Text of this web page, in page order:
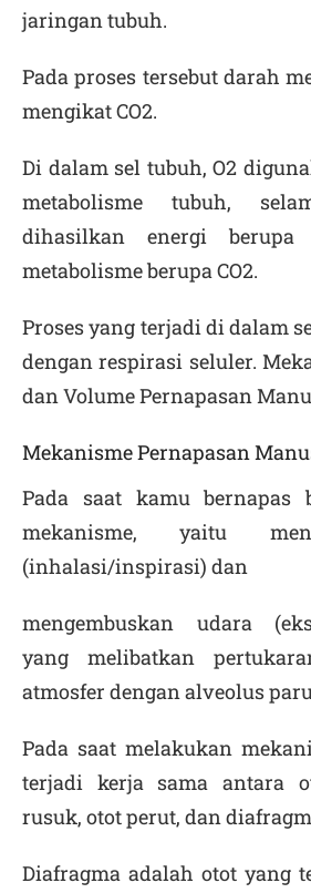
jaringan tubuh.
Pada proses tersebut darah
mengikat CO2.
Di dalam sel tubuh, O2
metabolisme tubuh,
dihasilkan energi
metabolisme berupa CO2.
Proses yang terjadi di dalam
dengan respirasi seluler.
dan Volume Pernapasan
Mekanisme Pernapasan
Pada saat kamu bernapas
mekanisme, yaitu
(inhalasi/inspirasi) dan
mengembuskan udara (
yang melibatkan
atmosfer dengan alveolus
Pada saat melakukan
terjadi kerja sama antara
rusuk, otot perut, dan
Diafragma adalah otot yang